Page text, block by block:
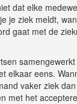
dat elke
je ziek meldt,
gaat met de
elkaar eens.
vaker ziek
met het